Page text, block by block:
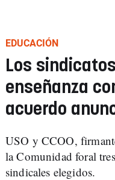
EDUCACIÓN
Los
enseñanza
acuerdo
USO y CCOO,
la Comunidad foral
sindicales elegidos.